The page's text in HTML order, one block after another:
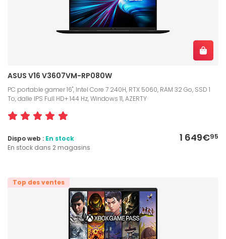
ASUS V16 V3607VM-RP080W
PC portable gamer 16", Intel Core 7 240H, RTX 5060, RAM 32 Go, SSD 1
To, dalle IPS Full HD+ 144 Hz, Windows 11, AZERTY
1 649€95
Dispo web : En stock
En stock dans 2 magasins
Top des ventes